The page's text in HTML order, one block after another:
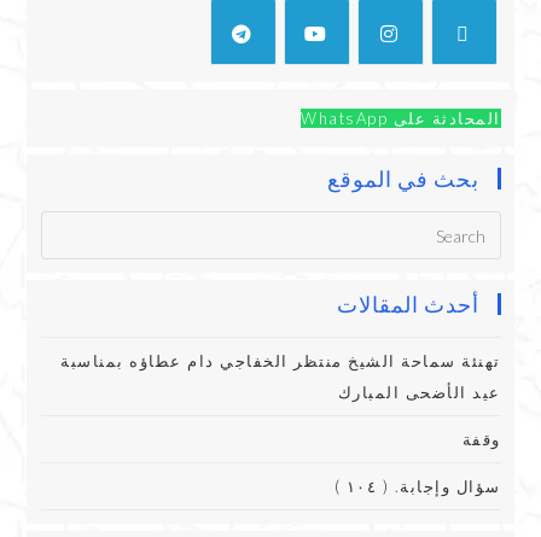
المحادثة على WhatsApp
بحث في الموقع
أحدث المقالات
تهنئة سماحة الشيخ منتظر الخفاجي دام عطاؤه بمناسبة
عيد الأضحى المبارك
وقفة
سؤال وإجابة. ( ١٠٤ )